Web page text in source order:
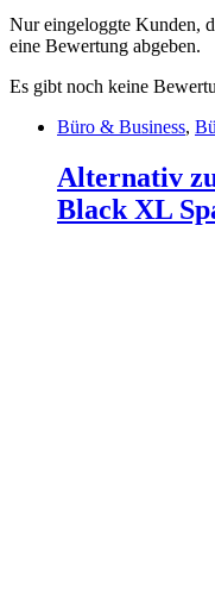
Nur eingeloggte Kunden,
eine Bewertung abgeben.
Es gibt noch keine
Büro & Business,
Alternativ
Black XL